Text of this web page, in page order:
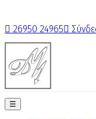
 26950 24965
Toggle
navigation
☰